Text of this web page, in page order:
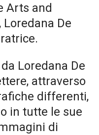
Arts and
Loredana De
Loredana De
attraverso
differenti,
in tutte le sue
di